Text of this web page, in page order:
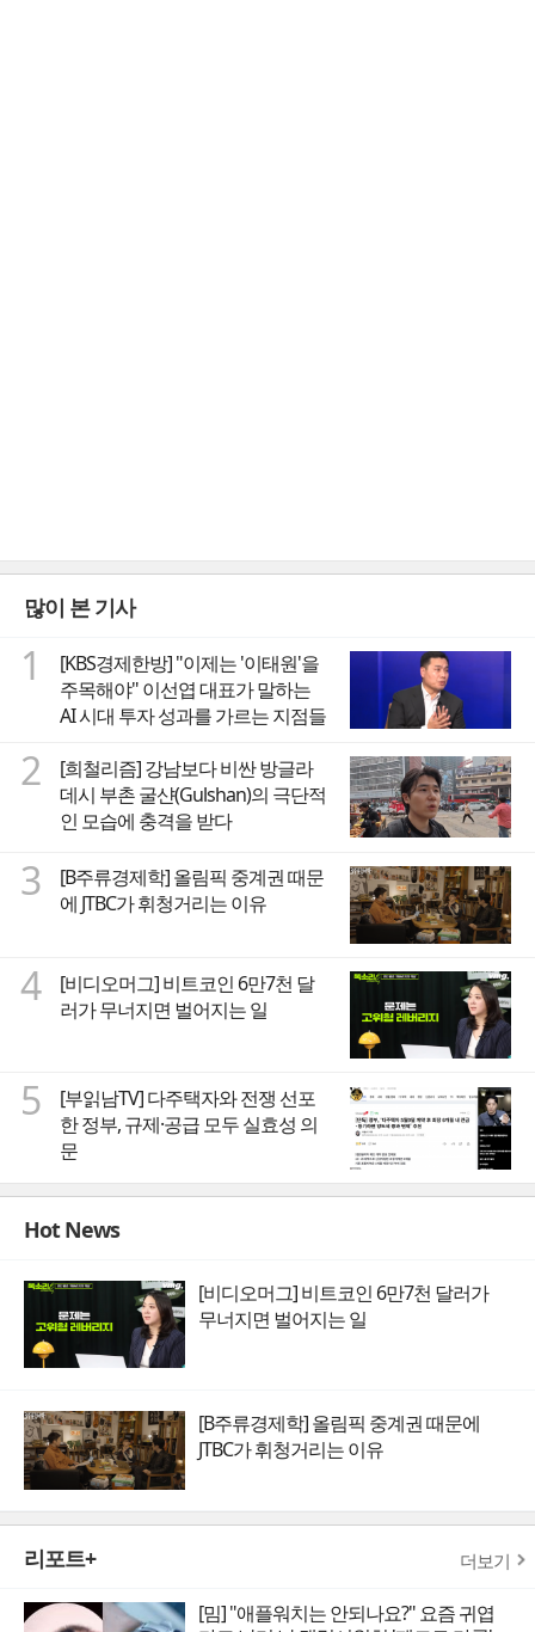
많이 본 기사
1
[KBS경제한방] "이제는 '이태원'을
주목해야" 이선엽 대표가 말하는
AI 시대 투자 성과를 가르는 지점들
2
[희철리즘] 강남보다 비싼 방글라
데시 부촌 굴샨(Gulshan)의 극단적
인 모습에 충격을 받다
3
[B주류경제학] 올림픽 중계권 때문
에 JTBC가 휘청거리는 이유
4
[비디오머그] 비트코인 6만7천 달
러가 무너지면 벌어지는 일
5
[부읽남TV] 다주택자와 전쟁 선포
한 정부, 규제·공급 모두 실효성 의
문
Hot News
[비디오머그] 비트코인 6만7천 달러가
무너지면 벌어지는 일
[B주류경제학] 올림픽 중계권 때문에
JTBC가 휘청거리는 이유
리포트+ 더보기
[밈] "애플워치는 안되나요?" 요즘 귀엽